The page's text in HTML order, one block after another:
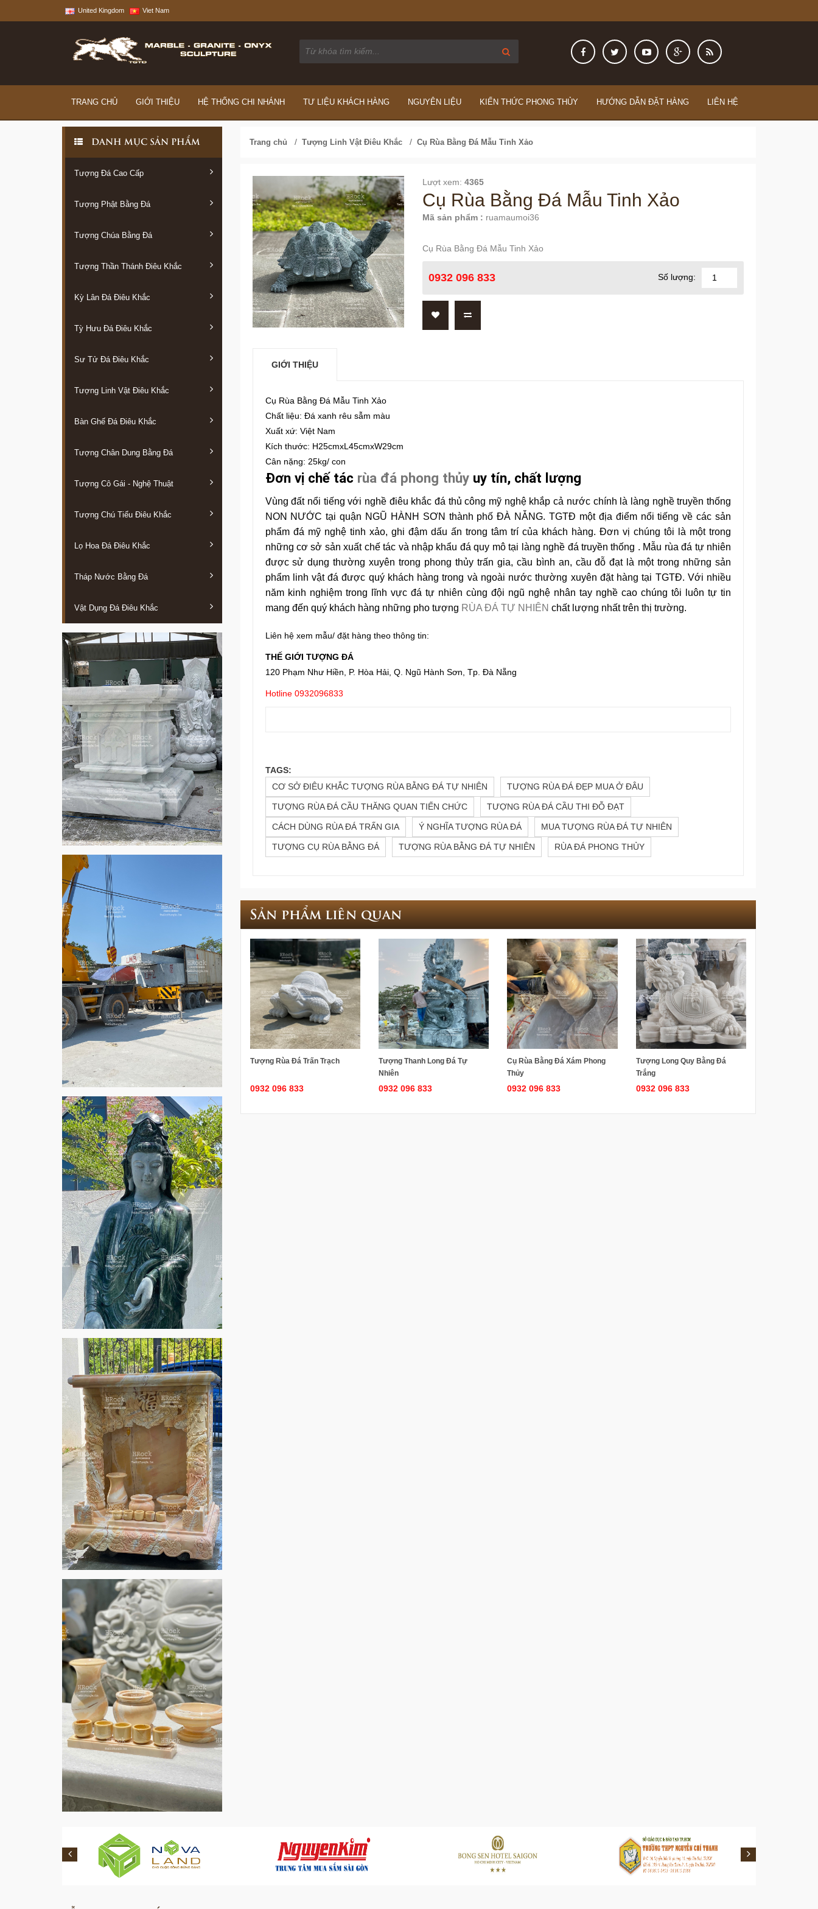
United Kingdom Viet Nam
TRANG CHỦ GIỚI THIỆU HỆ THỐNG CHI NHÁNH TƯ LIỆU KHÁCH HÀNG NGUYÊN LIỆU KIẾN THỨC PHONG THỦY HƯỚNG DẪN ĐẶT HÀNG LIÊN HỆ
DANH MỤC SẢN PHẨM
Tượng Đá Cao Cấp
Tượng Phật Bằng Đá
Tượng Chúa Bằng Đá
Tượng Thần Thánh Điêu Khắc
Kỳ Lân Đá Điêu Khắc
Tỳ Hưu Đá Điêu Khắc
Sư Tử Đá Điêu Khắc
Tượng Linh Vật Điêu Khắc
Bàn Ghế Đá Điêu Khắc
Tượng Chân Dung Bằng Đá
Tượng Cô Gái - Nghệ Thuật
Tượng Chú Tiểu Điêu Khắc
Lọ Hoa Đá Điêu Khắc
Tháp Nước Bằng Đá
Vật Dụng Đá Điêu Khắc
Trang chủ / Tượng Linh Vật Điêu Khắc/ Cụ Rùa Bằng Đá Mẫu Tinh Xảo
Lượt xem: 4365
Cụ Rùa Bằng Đá Mẫu Tinh Xảo
Mã sản phẩm : ruamaumoi36
Cụ Rùa Bằng Đá Mẫu Tinh Xảo
0932 096 833 Số lượng:
GIỚI THIỆU
Cụ Rùa Bằng Đá Mẫu Tinh Xảo
Chất liệu: Đá xanh rêu sẫm màu
Xuất xứ: Việt Nam
Kích thước: H25cmxL45cmxW29cm
Cân nặng: 25kg/ con
Đơn vị chế tác rùa đá phong thủyuy tín, chất lượng
Vùng đất nổi tiếng với nghề điêu khắc đá thủ công mỹ nghệ khắp cả nước chính là làng nghề truyền thống
NON NƯỚC tại quận NGŨ HÀNH SƠN thành phố ĐÀ NẴNG. TGTĐ một địa điểm nổi tiếng về các sản
phẩm đá mỹ nghệ tinh xảo, ghi đậm dấu ấn trong tâm trí của khách hàng. Đơn vị chúng tôi là một trong
những cơ sở sản xuất chế tác và nhập khẩu đá quy mô tại làng nghề đá truyền thống . Mẫu rùa đá tự nhiên
được sử dụng thường xuyên trong phong thủy trấn gia, cầu bình an, cầu đỗ đạt là một trong những sản
phẩm linh vật đá được quý khách hàng trong và ngoài nước thường xuyên đặt hàng tại TGTĐ. Với nhiều
năm kinh nghiệm trong lĩnh vực đá tự nhiên cùng đội ngũ nghệ nhân tay nghề cao chúng tôi luôn tự tin
mang đến quý khách hàng những pho tượng RÙA ĐÁ TỰ NHIÊN chất lượng nhất trên thị trường.
Liên hệ xem mẫu/ đặt hàng theo thông tin:
THẾ GIỚI TƯỢNG ĐÁ
120 Phạm Như Hiền, P. Hòa Hải, Q. Ngũ Hành Sơn, Tp. Đà Nẵng
Hotline 0932096833
TAGS:
CƠ SỞ ĐIÊU KHẮC TƯỢNG RÙA BẰNG ĐÁ TỰ NHIÊN
TƯỢNG RÙA ĐÁ ĐẸP MUA Ở ĐÂU
TƯỢNG RÙA ĐÁ CẦU THĂNG QUAN TIẾN CHỨC TƯỢNG RÙA ĐÁ CẦU THI ĐỖ ĐẠT
CÁCH DÙNG RÙA ĐÁ TRẤN GIA Ý NGHĨA TƯỢNG RÙA ĐÁ MUA TƯỢNG RÙA ĐÁ TỰ NHIÊN
TƯỢNG CỤ RÙA BẰNG ĐÁ TƯỢNG RÙA BẰNG ĐÁ TỰ NHIÊN RÙA ĐÁ PHONG THỦY
Sản phẩm liên quan
Tượng Rùa Đá Trấn Trạch
0932 096 833
Tượng Thanh Long Đá Tự
Nhiên
0932 096 833
Cụ Rùa Bằng Đá Xám Phong
Thủy
0932 096 833
Tượng Long Quy Bằng Đá
Trắng
0932 096 833